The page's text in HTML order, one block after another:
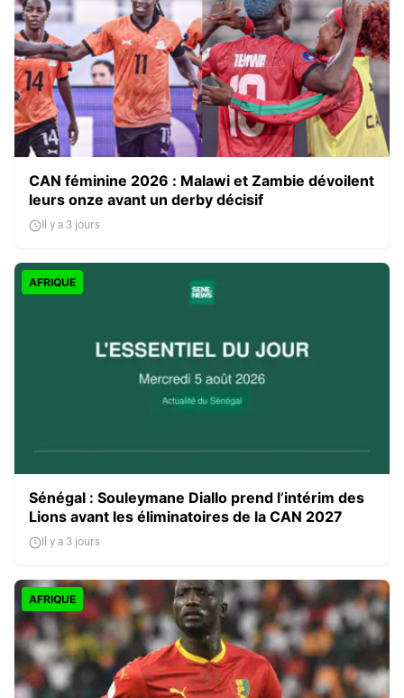
CAN féminine 2026 : Malawi et Zambie dévoilent
leurs onze avant un derby décisif
Il y a 3 jours
AFRIQUE
Sénégal : Souleymane Diallo prend l’intérim des
Lions avant les éliminatoires de la CAN 2027
Il y a 3 jours
AFRIQUE